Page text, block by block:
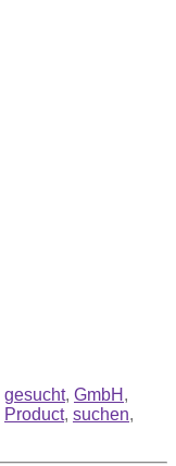
gesucht, GmbH ,
Product, suchen,